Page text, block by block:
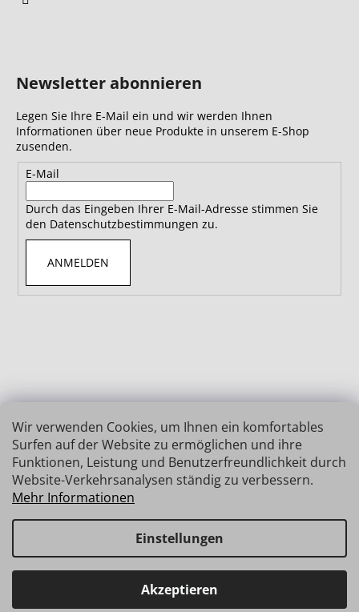
Wir verwenden Cookies, um Ihnen ein komfortables
Surfen auf der Website zu ermöglichen und ihre
Funktionen, Leistung und Benutzerfreundlichkeit durch
Website-Verkehrsanalysen ständig zu verbessern.
Mehr Informationen
Einstellungen
Akzeptieren
Haben Sie Fragen? Wir stehen Ihnen gerne zur Verfügung →
schnelle Verbindung: info@insz.at
Newsletter abonnieren
Legen Sie Ihre E-Mail ein und wir werden Ihnen
Informationen über neue Produkte in unserem E-Shop
zusenden.
E-Mail
Durch das Eingeben Ihrer E-Mail-Adresse stimmen Sie
den Datenschutzbestimmungen zu.
ANMELDEN
Erstellt von Shoptet
Copyright 2026INSIZE | MESSTECHNIK. Alle Rechte
vorbehalten.